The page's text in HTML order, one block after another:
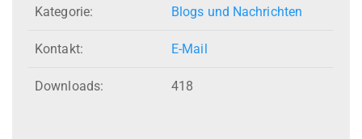
Kategorie: Blogs und Nachrichten
Kontakt: E-Mail
Downloads: 418